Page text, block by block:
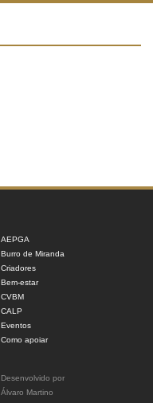
AEPGA
Burro de Miranda
Criadores
Bem-estar
CVBM
CALP
Eventos
Como apoiar
Desenvolvido por
Álvaro Martino